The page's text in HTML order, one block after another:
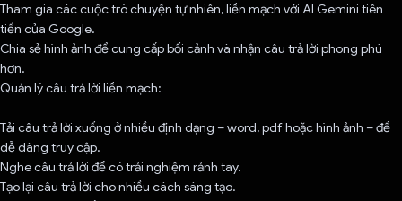
Tham gia các cuộc trò chuyện tự nhiên, liền mạch với AI Gemini tiên
tiến của Google.
Chia sẻ hình ảnh để cung cấp bối cảnh và nhận câu trả lời phong phú
hơn.
Quản lý câu trả lời liền mạch:
Tải câu trả lời xuống ở nhiều định dạng – word, pdf hoặc hình ảnh – để
dễ dàng truy cập.
Nghe câu trả lời để có trải nghiệm rảnh tay.
Tạo lại câu trả lời cho nhiều cách sáng tạo.